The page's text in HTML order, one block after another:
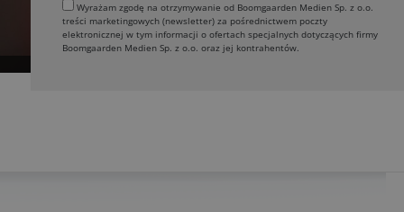
Wyrażam zgodę na otrzymywanie od Boomgaarden Medien Sp. z o.o.
treści marketingowych (newsletter) za pośrednictwem poczty
elektronicznej w tym informacji o ofertach specjalnych dotyczących firmy
Boomgaarden Medien Sp. z o.o. oraz jej kontrahentów.